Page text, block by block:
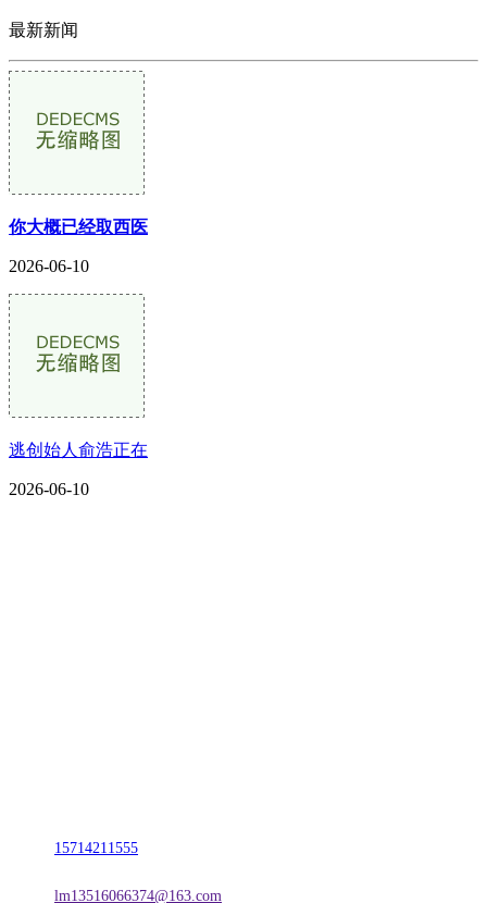
最新新闻
你大概已经取西医
2026-06-10
逃创始人俞浩正在
2026-06-10
15714211555
lm13516066374@163.com